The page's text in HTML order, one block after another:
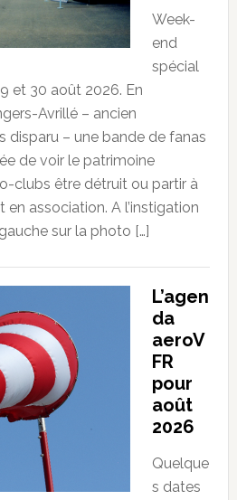
Week-
end
spécial
et 30 août 2026. En
Avrillé – ancien
disparu – une bande de fanas
de voir le patrimoine
clubs être détruit ou partir à
en association. A l’instigation
sur la photo […]
L’agen
da
aeroV
FR
pour
août
2026
Quelque
s dates